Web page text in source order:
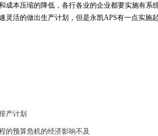
本压缩的降低，各行各业的企业都要实施有系
灵活的做出生产计划，但是永凯APS有一点实
产计划
的预算危机的经济影响不及